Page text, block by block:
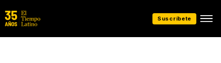
Suscríbete